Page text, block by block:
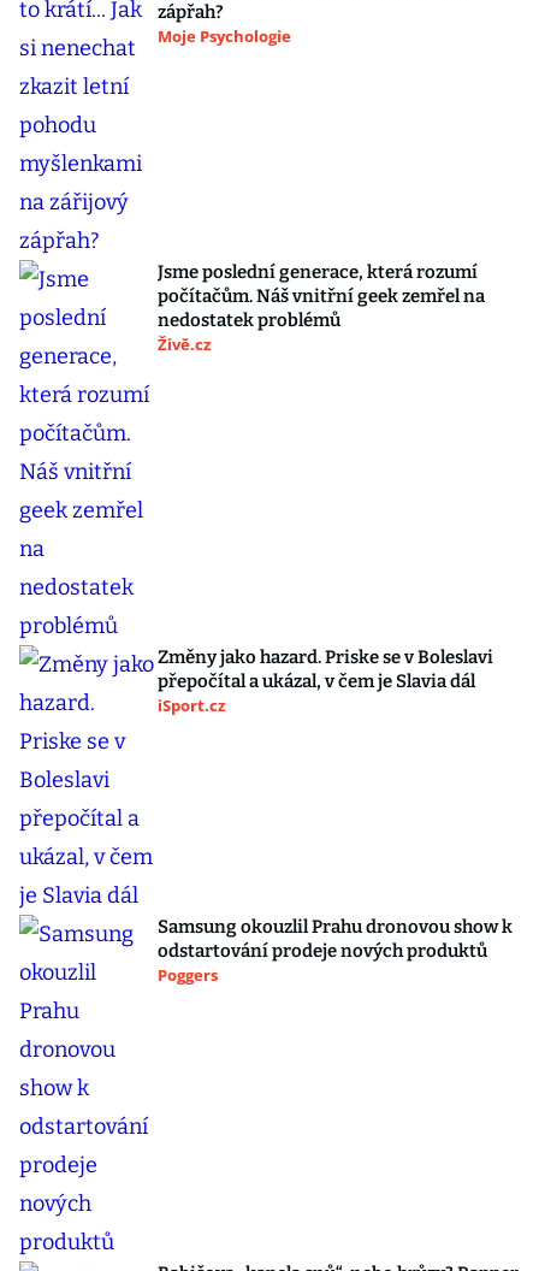
zápřah?
Moje Psychologie
Jsme poslední generace, která rozumí
počítačům. Náš vnitřní geek zemřel na
nedostatek problémů
Živě.cz
Změny jako hazard. Priske se v Boleslavi
přepočítal a ukázal, v čem je Slavia dál
iSport.cz
Samsung okouzlil Prahu dronovou show k
odstartování prodeje nových produktů
Poggers